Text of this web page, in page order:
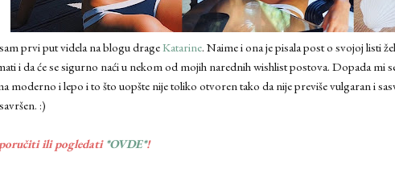
prvi put videla na blogu drageKatarine. Naime i ona je pisala post o svojoj listi
i da će se sigurno naći u nekom od mojih narednih wishlist postova. Dopada mi
moderno i lepo i to što uopšte nije toliko otvoren tako da nije previše vulgaran i
:)
ili pogledati *OVDE*!